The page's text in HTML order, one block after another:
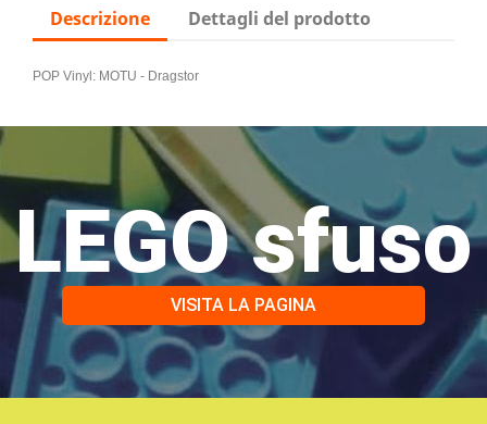
Descrizione Dettagli del prodotto
POP Vinyl: MOTU - Dragstor
LEGO sfuso
VISITA LA PAGINA